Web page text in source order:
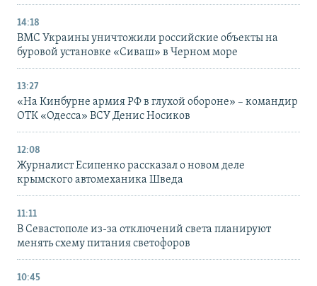
14:18
ВМС Украины уничтожили российские объекты на
буровой установке «Сиваш» в Черном море
13:27
«На Кинбурне армия РФ в глухой обороне» – командир
ОТК «Одесса» ВСУ Денис Носиков
12:08
Журналист Есипенко рассказал о новом деле
крымского автомеханика Шведа
11:11
В Севастополе из-за отключений света планируют
менять схему питания светофоров
10:45